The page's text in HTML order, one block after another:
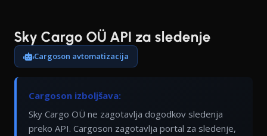
Sky Cargo OÜ API za sledenje
Cargoson avtomatizacija
Cargoson izboljšava:
Sky Cargo OÜ ne zagotavlja dogodkov sledenja
preko API. Cargoson zagotavlja portal za sledenje,